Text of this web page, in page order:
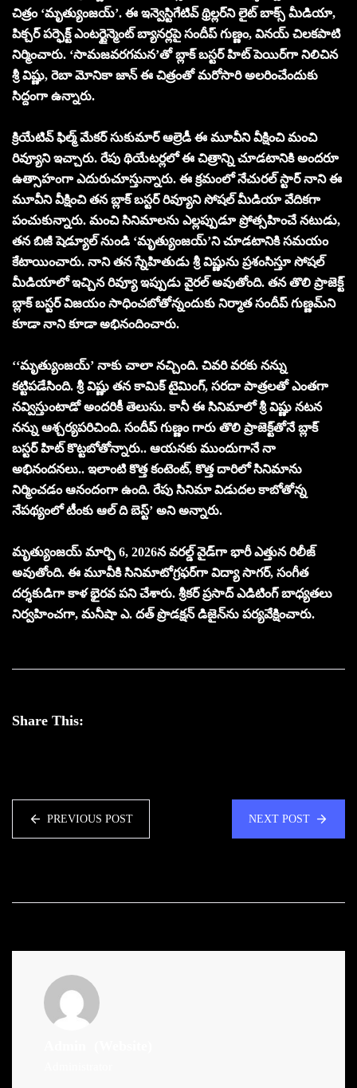
చిత్రం ‘మృత్యుంజయ్’. ఈ ఇన్వెస్టిగేటివ్ థ్రిల్లర్‌ని లైట్ బాక్స్ మీడియా,
పిక్చర్ పర్ఫెక్ట్ ఎంటర్టైన్మెంట్ బ్యానర్లపై సందీప్ గుణ్ణం, వినయ్ చిలకపాటి
నిర్మించారు. ‘సామజవరగమన’తో బ్లాక్ బస్టర్ హిట్ పెయిర్‌గా నిలిచిన
శ్రీ విష్ణు, రెబా మోనికా జాన్ ఈ చిత్రంతో మరోసారి అలరించేందుకు
సిద్దంగా ఉన్నారు.
క్రియేటివ్ ఫిల్మ్ మేకర్ సుకుమార్ ఆల్రెడీ ఈ మూవీని వీక్షించి మంచి
రివ్యూని ఇచ్చారు. రేపు థియేటర్లలో ఈ చిత్రాన్ని చూడటానికి అందరూ
ఉత్సాహంగా ఎదురుచూస్తున్నారు. ఈ క్రమంలో నేచురల్ స్టార్ నాని ఈ
మూవీని వీక్షించి తన బ్లాక్ బస్టర్ రివ్యూని సోషల్ మీడియా వేదికగా
పంచుకున్నారు. మంచి సినిమాలను ఎల్లప్పుడూ ప్రోత్సహించే నటుడు,
తన బిజీ షెడ్యూల్ నుండి ‘మృత్యుంజయ్’ని చూడటానికి సమయం
కేటాయించారు. నాని తన స్నేహితుడు శ్రీ విష్ణును ప్రశంసిస్తూ సోషల్
మీడియాలో ఇచ్చిన రివ్యూ ఇప్పుడు వైరల్ అవుతోంది. తన తొలి ప్రాజెక్ట్
బ్లాక్ బస్టర్ విజయం సాధించబోతోన్నందుకు నిర్మాత సందీప్ గుణ్ణమ్‌ని
కూడా నాని కూడా అభినందించారు.
‘‘మృత్యుంజయ్’ నాకు చాలా నచ్చింది. చివరి వరకు నన్ను
కట్టిపడేసింది. శ్రీ విష్ణు తన కామిక్ టైమింగ్, సరదా పాత్రలతో ఎంతగా
నవ్విస్తుంటాడో అందరికీ తెలుసు. కానీ ఈ సినిమాలో శ్రీ విష్ణు నటన
నన్ను ఆశ్చర్యపరిచింది. సందీప్ గుణ్ణం గారు తొలి ప్రాజెక్ట్‌తోనే బ్లాక్
బస్టర్ హిట్ కొట్టబోతోన్నారు.. ఆయనకు ముందుగానే నా
అభినందనలు.. ఇలాంటి కొత్త కంటెంట్, కొత్త దారిలో సినిమాను
నిర్మించడం ఆనందంగా ఉంది. రేపు సినిమా విడుదల కాబోతోన్న
నేపథ్యంలో టీంకు ఆల్ ది బెస్ట్’ అని అన్నారు.
మృత్యుంజయ్ మార్చి 6, 2026న వరల్డ్ వైడ్‌గా భారీ ఎత్తున రిలీజ్
అవుతోంది. ఈ మూవీకి సినిమాటోగ్రఫర్‌గా విద్యా సాగర్, సంగీత
దర్శకుడిగా కాళ భైరవ పని చేశారు. శ్రీకర్ ప్రసాద్ ఎడిటింగ్ బాధ్యతలు
నిర్వహించగా, మనీషా ఎ. దత్ ప్రొడక్షన్ డిజైన్‌ను పర్యవేక్షించారు.
Share This:
PREVIOUS POST NEXT POST